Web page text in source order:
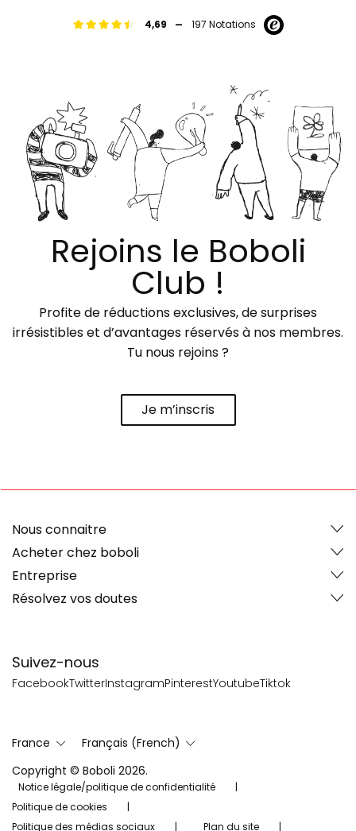
4,69 - 197 Notations
Rejoins le Boboli
Club !
Profite de réductions exclusives, de surprises
irrésistibles et d’avantages réservés à nos membres.
Tu nous rejoins ?
Je m’inscris
Suivez-nous
FacebookTwitterInstagramPinterestYoutubeTiktok
Nous connaitre
Acheter chez boboli
Entreprise
Résolvez vos doutes
France
Français (French)
Copyright © Boboli 2026.
Notice légale/politique de confidentialité
Politique de cookies
Politique des médias sociaux
Plan du site